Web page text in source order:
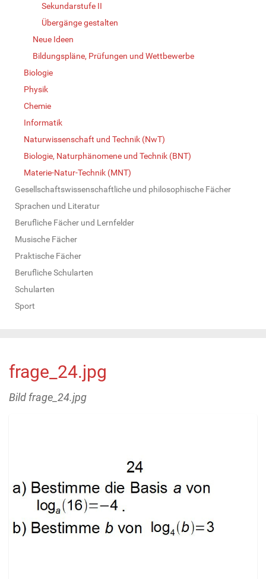
Sekundarstufe II
Übergänge gestalten
Neue Ideen
Bildungspläne, Prüfungen und Wettbewerbe
Biologie
Physik
Chemie
Informatik
Naturwissenschaft und Technik (NwT)
Biologie, Naturphänomene und Technik (BNT)
Materie-Natur-Technik (MNT)
Gesellschaftswissenschaftliche und philosophische Fächer
Sprachen und Literatur
Berufliche Fächer und Lernfelder
Musische Fächer
Praktische Fächer
Berufliche Schularten
Schularten
Sport
frage_24.jpg
Bild frage_24.jpg